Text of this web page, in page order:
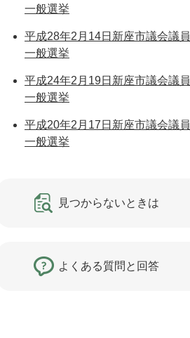
一般選挙
平成28年2月14日新座市議会議員
一般選挙
平成24年2月19日新座市議会議員
一般選挙
平成20年2月17日新座市議会議員
一般選挙
見つからないときは
よくある質問と回答